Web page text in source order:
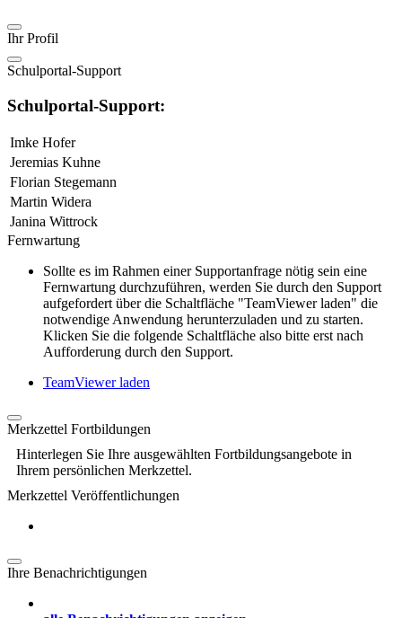
Ihr Profil
Schulportal-Support
Schulportal-Support:
Imke Hofer
Jeremias Kuhne
Florian Stegemann
Martin Widera
Janina Wittrock
Fernwartung
Sollte es im Rahmen einer Supportanfrage nötig sein eine
Fernwartung durchzuführen, werden Sie durch den Support
aufgefordert über die Schaltfläche "TeamViewer laden" die
notwendige Anwendung herunterzuladen und zu starten.
Klicken Sie die folgende Schaltfläche also bitte erst nach
Aufforderung durch den Support.
TeamViewer laden
Merkzettel Fortbildungen
Hinterlegen Sie Ihre ausgewählten Fortbildungsangebote in
Ihrem persönlichen Merkzettel.
Merkzettel Veröffentlichungen
Ihre Benachrichtigungen